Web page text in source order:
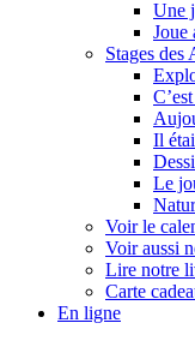
Une
Joue
Stages des
Il
Le
Voir le
Voir aussi
Lire notre
Carte
En ligne